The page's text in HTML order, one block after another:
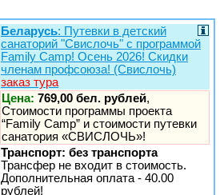
Беларусь: Путевки в детский
санаторий "Свислочь" с программой
Family Camp! Осень 2026! Скидки
членам профсоюза! (Свислочь)
заказ тура
Цена: 769,00 бел. рублей,
Стоимости программы проекта
“Family Camp” и стоимости путевки
санатория «СВИСЛОЧЬ»!
Транспорт: без транспорта
Трансфер не входит в стоимость.
Дополнительная оплата - 40.00
рублей!